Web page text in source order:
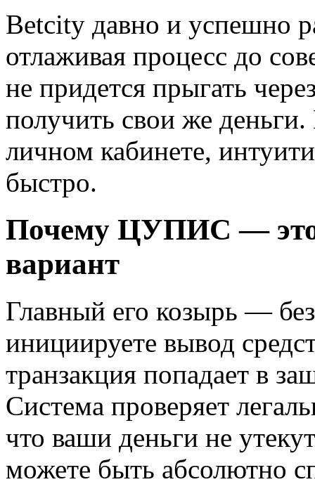
Betcity давно и успешно
отлаживая процесс до
не придется прыгать
получить свои же
личном кабинете,
быстро.
Почему ЦУПИС —
вариант
Главный его козырь —
инициируете вывод
транзакция попадает в
Система проверяет
что ваши деньги не
можете быть абсолютно